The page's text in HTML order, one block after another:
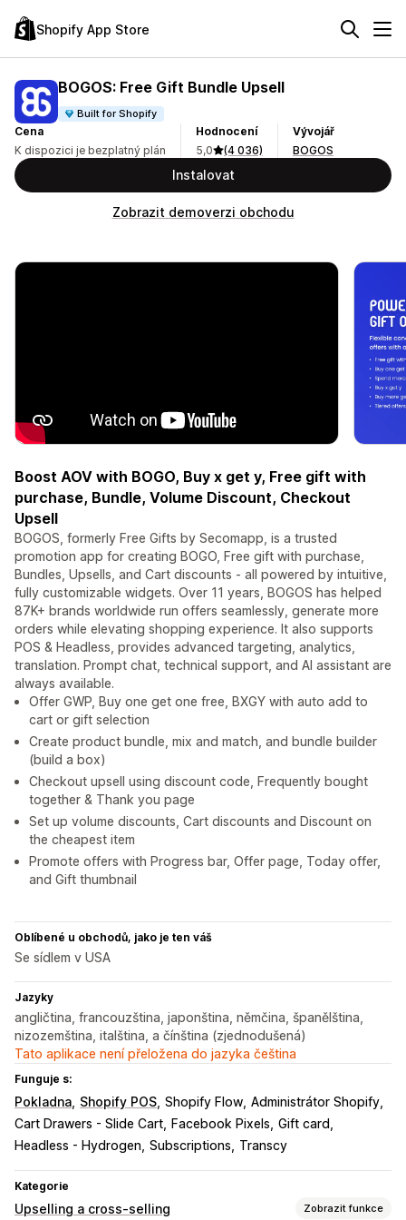
Shopify App Store
BOGOS: Free Gift Bundle Upsell
Built for Shopify
Cena
K dispozici je bezplatný plán
Hodnocení
5,0
(4 036)
Vývojář
BOGOS
Instalovat
Zobrazit demoverzi obchodu
Boost AOV with BOGO, Buy x get y, Free gift with
purchase, Bundle, Volume Discount, Checkout
Upsell
BOGOS, formerly Free Gifts by Secomapp, is a trusted
promotion app for creating BOGO, Free gift with purchase,
Bundles, Upsells, and Cart discounts - all powered by intuitive,
fully customizable widgets. Over 11 years, BOGOS has helped
87K+ brands worldwide run offers seamlessly, generate more
orders while elevating shopping experience. It also supports
POS & Headless, provides advanced targeting, analytics,
translation. Prompt chat, technical support, and AI assistant are
always available.
Offer GWP, Buy one get one free, BXGY with auto add to
cart or gift selection
Create product bundle, mix and match, and bundle builder
(build a box)
Checkout upsell using discount code, Frequently bought
together & Thank you page
Set up volume discounts, Cart discounts and Discount on
the cheapest item
Promote offers with Progress bar, Offer page, Today offer,
and Gift thumbnail
Oblíbené u obchodů, jako je ten váš
Se sídlem v USA
Jazyky
angličtina, francouzština, japonština, němčina, španělština,
nizozemština, italština, a čínština (zjednodušená)
Tato aplikace není přeložena do jazyka čeština
Funguje s:
Pokladna Shopify POS Shopify Flow Administrátor Shopify
Cart Drawers - Slide Cart
Facebook Pixels Gift card
Headless - Hydrogen Subscriptions Transcy
Kategorie
Upselling a cross-selling Zobrazit funkce